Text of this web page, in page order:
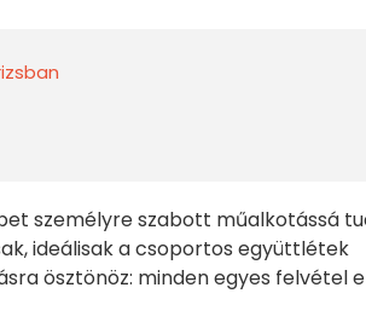
személyre szabott műalkotássá
ideálisak a csoportos együttlétek
ösztönöz: minden egyes felvétel